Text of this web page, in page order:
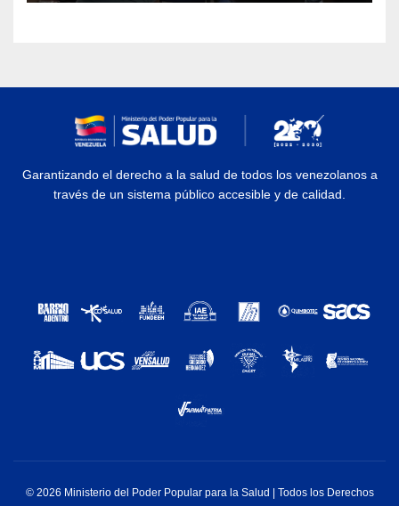
Garantizando el derecho a la salud de todos los venezolanos a
través de un sistema público accesible y de calidad.
© 2026 Ministerio del Poder Popular para la Salud | Todos los Derechos